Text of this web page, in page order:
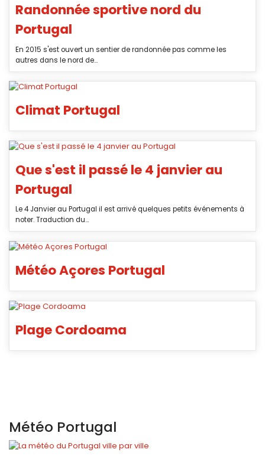
Randonnée sportive nord du
Portugal
En 2015 s'est ouvert un sentier de randonnée pas comme les
autres dans le nord de...
Climat Portugal
Que s'est il passé le 4 janvier au
Portugal
Le 4 Janvier au Portugal il est arrivé quelques petits événements à
noter. Traduction du...
Météo Açores Portugal
Plage Cordoama
Météo Portugal